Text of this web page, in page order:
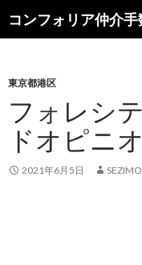
コンフォリア仲介
索
ン
へ
ス
キ
ッ
東京都港区
フォレシ
ドオピニ
2021年6月5日 SEZIMO